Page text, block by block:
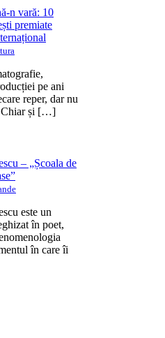
n vară: 10
premiate
pe ani
reper, dar nu
Chiar și […]
– „Școala de
este un
în poet,
în care îi